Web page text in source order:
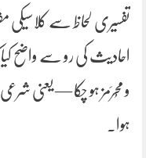
تفسیری لحاظ سے
احادیث کی رو سے واضح
و مُحرَمز ہو چکا — یعنی
ہوا۔